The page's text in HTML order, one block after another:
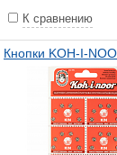
К сравнению
Кнопки KOH-I-